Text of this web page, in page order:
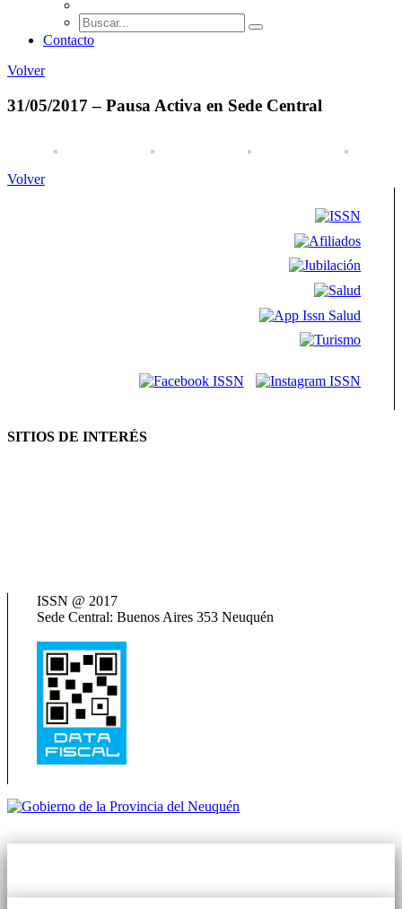
Contacto
Volver
31/05/2017 – Pausa Activa en Sede Central
Volver
SITIOS DE INTERÉS
ISSN @ 2017
Sede Central: Buenos Aires 353 Neuquén